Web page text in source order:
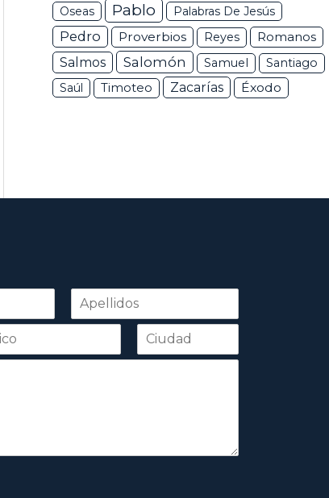
Oseas
Pablo Palabras De Jesús
Pedro Proverbios Reyes
Romanos
Salmos
Salomón Samuel
Santiago
Saúl
Timoteo Zacarías Éxodo
Apellidos